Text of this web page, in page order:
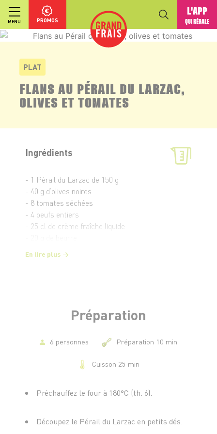
MENU PROMOS
L'APP
QUI RÉGALE
PLAT
FLANS AU PÉRAIL DU LARZAC,
OLIVES ET TOMATES
Ingrédients
- 1 Pérail du Larzac de 150 g
- 40 g d’olives noires
- 8 tomates séchées
- 4 oeufs entiers
- 25 cl de crème fraîche liquide
En lire plus
Préparation
6 personnes Préparation 10 min
Cuisson 25 min
Préchauffez le four à 180°C (th. 6).
Découpez le Pérail du Larzac en petits dés.